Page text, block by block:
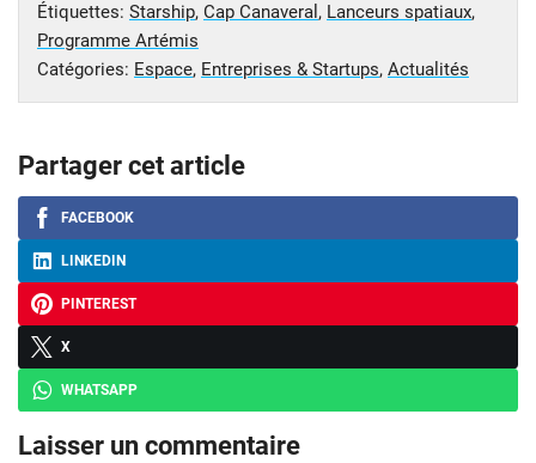
Étiquettes: Starship, Cap Canaveral , Lanceurs spatiaux,
Programme Artémis
Catégories: Espace, Entreprises & Startups, Actualités
Partager cet article
FACEBOOK
LINKEDIN
PINTEREST
X
WHATSAPP
Laisser un commentaire